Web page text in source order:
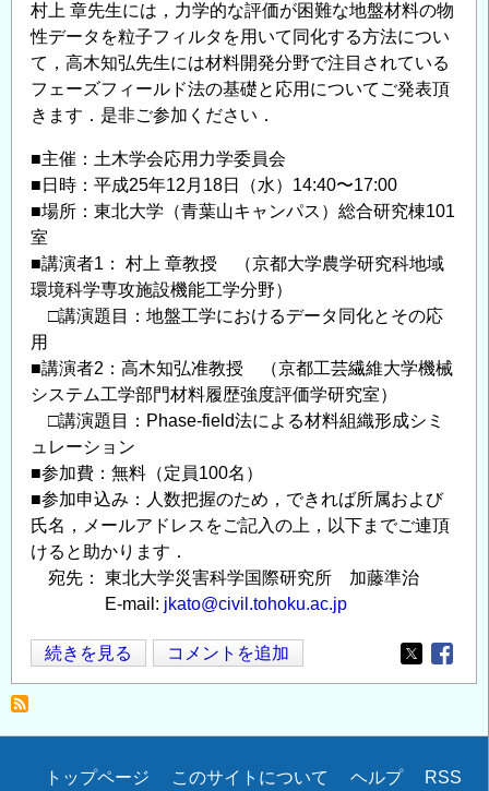
の
解
決」
の
村上 章先生には，力学的な評価が困難な地盤材料の物
性データを粒子フィルタを用いて同化する方法につい
て，高木知弘先生には材料開発分野で注目されている
フェーズフィールド法の基礎と応用についてご発表頂
きます．是非ご参加ください．
■主催：土木学会応用力学委員会
■日時：平成25年12月18日（水）14:40〜17:00
■場所：東北大学（青葉山キャンパス）総合研究棟101
室
■講演者1： 村上 章教授 （京都大学農学研究科地域
環境科学専攻施設機能工学分野）
□講演題目：地盤工学におけるデータ同化とその応
用
■講演者2：高木知弘准教授 （京都工芸繊維大学機械
システム工学部門材料履歴強度評価学研究室）
□講演題目：Phase-field法による材料組織形成シミ
ュレーション
■参加費：無料（定員100名）
■参加申込み：人数把握のため，できれば所属および
氏名，メールアドレスをご記入の上，以下までご連頂
けると助かります．
宛先： 東北大学災害科学国際研究所 加藤準治
E-mail: jkato@civil.tohoku.ac.jp
応
用
学
続きを見る コメントを追加
Opens in
Secondary
トップページ このサイトについて ヘルプ RSS